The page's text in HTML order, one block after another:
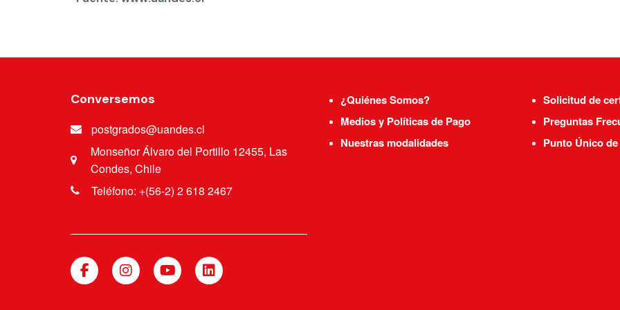
Conversemos
postgrados@uandes.cl
Monseñor Álvaro del Portillo 12455, Las
Condes, Chile
Teléfono: +(56-2) 2 618 2467
¿Quiénes Somos?
Medios y Políticas de Pago
Nuestras modalidades
Solicitud de
Preguntas
Punto Único